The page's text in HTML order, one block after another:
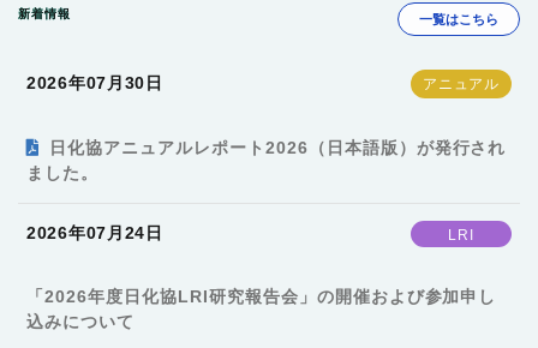
新着情報 一覧はこちら
2026年07月30日
日化協アニュアルレポート2026（日本語版）が発行され
ました。
2026年07月24日 LRI
「2026年度日化協LRI研究報告会」の開催および参加申し
込みについて